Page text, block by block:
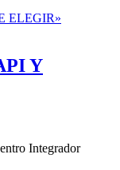
Y
Integrador